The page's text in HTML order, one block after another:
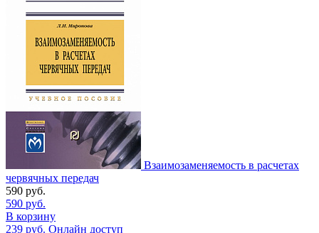
Взаимозаменяемость в расчетах
червячных передач
590 руб.
590 руб.
В корзину
239 руб. Онлайн доступ